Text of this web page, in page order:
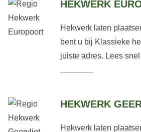
HEKWERK
Hekwerk laten
bent u bij Klassieke
juiste adres. Lees snel
HEKWERK
Hekwerk laten